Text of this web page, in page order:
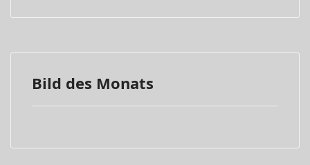
Bild des Monats